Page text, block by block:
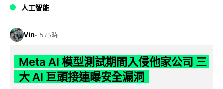
人工智能
Vin 5 小時
Meta AI 模型測試期間入侵他家公司 三
大 AI 巨頭接連曝安全漏洞